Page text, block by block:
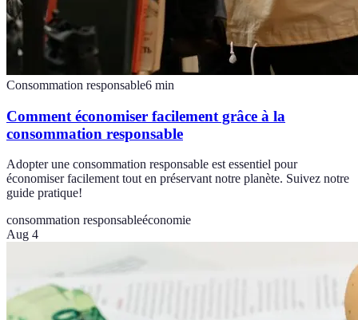
Consommation responsable6 min
Comment économiser facilement grâce à la
consommation responsable
Adopter une consommation responsable est essentiel pour
économiser facilement tout en préservant notre planète. Suivez notre
guide pratique!
consommation responsableéconomie
Aug 4